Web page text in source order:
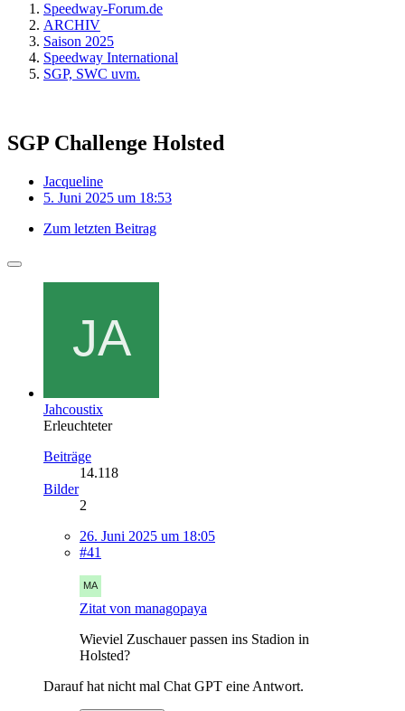
Speedway-Forum.de
ARCHIV
Saison 2025
Speedway International
SGP, SWC uvm.
SGP Challenge Holsted
Jacqueline
5. Juni 2025 um 18:53
Zum letzten Beitrag
Jahcoustix
Erleuchteter
Beiträge
14.118
Bilder
2
26. Juni 2025 um 18:05
#41
Zitat von managopaya
Wieviel Zuschauer passen ins Stadion in
Holsted?
Darauf hat nicht mal Chat GPT eine Antwort.